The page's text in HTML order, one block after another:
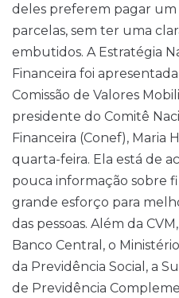
deles preferem pagar
parcelas, sem ter uma
embutidos. A Estratégia
Financeira foi
Comissão de Valores
presidente do Comitê
Financeira (Conef), Maria
quarta-feira. Ela está de
pouca informação sobre
grande esforço para
das pessoas. Além da
Banco Central, o
da Previdência Social, a
de Previdência